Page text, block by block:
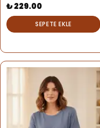
₺ 229.00
SEPETE EKLE